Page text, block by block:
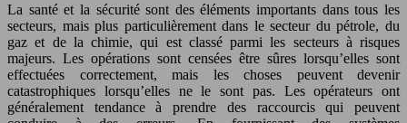
La santé et la sécurité sont des éléments importants dans tous les
secteurs, mais plus particulièrement dans le secteur du pétrole, du
gaz et de la chimie, qui est classé parmi les secteurs à risques
majeurs. Les opérations sont censées être sûres lorsqu’elles sont
effectuées correctement, mais les choses peuvent devenir
catastrophiques lorsqu’elles ne le sont pas. Les opérateurs ont
généralement tendance à prendre des raccourcis qui peuvent